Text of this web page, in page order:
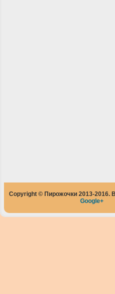
Copyright © Пирожочки 2013-2016.
Google+